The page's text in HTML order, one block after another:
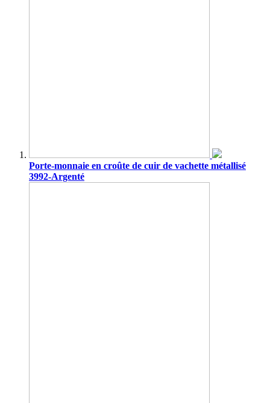
Porte-monnaie en croûte de cuir de vachette métallisé
3992-Argenté